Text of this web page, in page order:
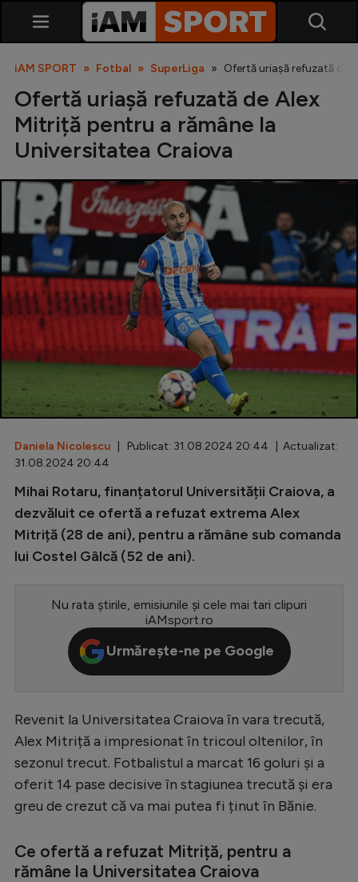
SuperLiga
Liga 2
Cupa României
Echipa Națională
Diverse
Inedit
Champions League
Conference League
CM 2026
Premier League
Serie A
Bundesliga
Ligue 1
Starurile fotbalului
iAM SPORT Fotbal SuperLiga Ofertă uriașă refuzată de
Ofertă uriașă refuzată de Alex
Mitriță pentru a rămâne la
Universitatea Craiova
Daniela Nicolescu | Publicat: 31.08.2024 20:44 | Actualizat:
31.08.2024 20:44
Mihai Rotaru, finanțatorul Universității Craiova, a
dezvăluit ce ofertă a refuzat extrema Alex
Mitriță (28 de ani), pentru a rămâne sub comanda
lui Costel Gâlcă (52 de ani).
Nu rata știrile, emisiunile și cele mai tari clipuri
iAMsport.ro
Urmărește-ne pe Google
Revenit la Universitatea Craiova în vara trecută,
Alex Mitriță a impresionat în tricoul oltenilor, în
sezonul trecut. Fotbalistul a marcat 16 goluri și a
oferit 14 pase decisive în stagiunea trecută și era
greu de crezut că va mai putea fi ținut în Bănie.
Ce ofertă a refuzat Mitriță, pentru a
rămâne la Universitatea Craiova